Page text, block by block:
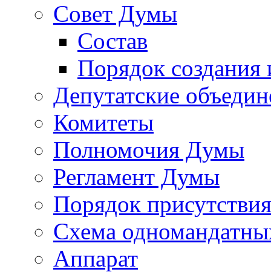
Совет Думы
Состав
Порядок создания
Депутатские
Комитеты
Полномочия Думы
Регламент Думы
Порядок
Схема
Аппарат